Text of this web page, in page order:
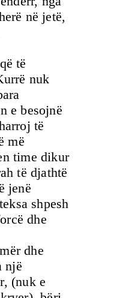
në jetë,
të
nuk
e besojnë
të
më
time dikur
të djathtë
jenë
shpesh
dhe
dhe
një
(nuk e